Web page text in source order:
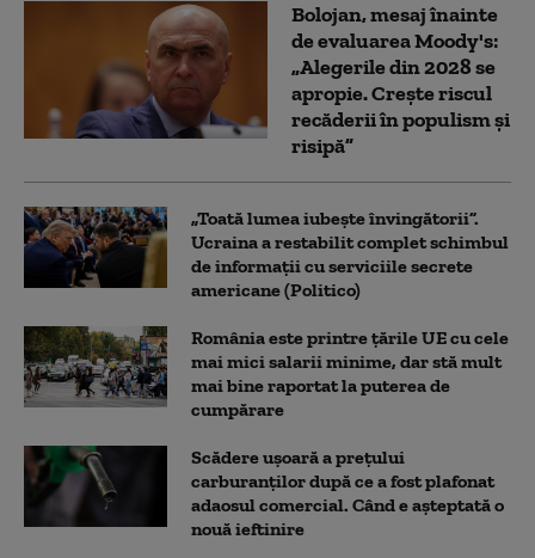
Bolojan, mesaj înainte
de evaluarea Moody's:
„Alegerile din 2028 se
apropie. Crește riscul
recăderii în populism și
risipă”
„Toată lumea iubește învingătorii”.
Ucraina a restabilit complet schimbul
de informații cu serviciile secrete
americane (Politico)
România este printre țările UE cu cele
mai mici salarii minime, dar stă mult
mai bine raportat la puterea de
cumpărare
Scădere ușoară a prețului
carburanților după ce a fost plafonat
adaosul comercial. Când e așteptată o
nouă ieftinire